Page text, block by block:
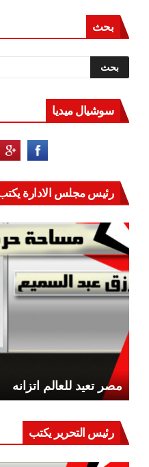
الآن؟
مغلقة
بحث
سوشيال ميديا
رئيس مجلس الادارة يكتب
مصر تعيد للعالم اتزانه
رئيس التحرير يكتب